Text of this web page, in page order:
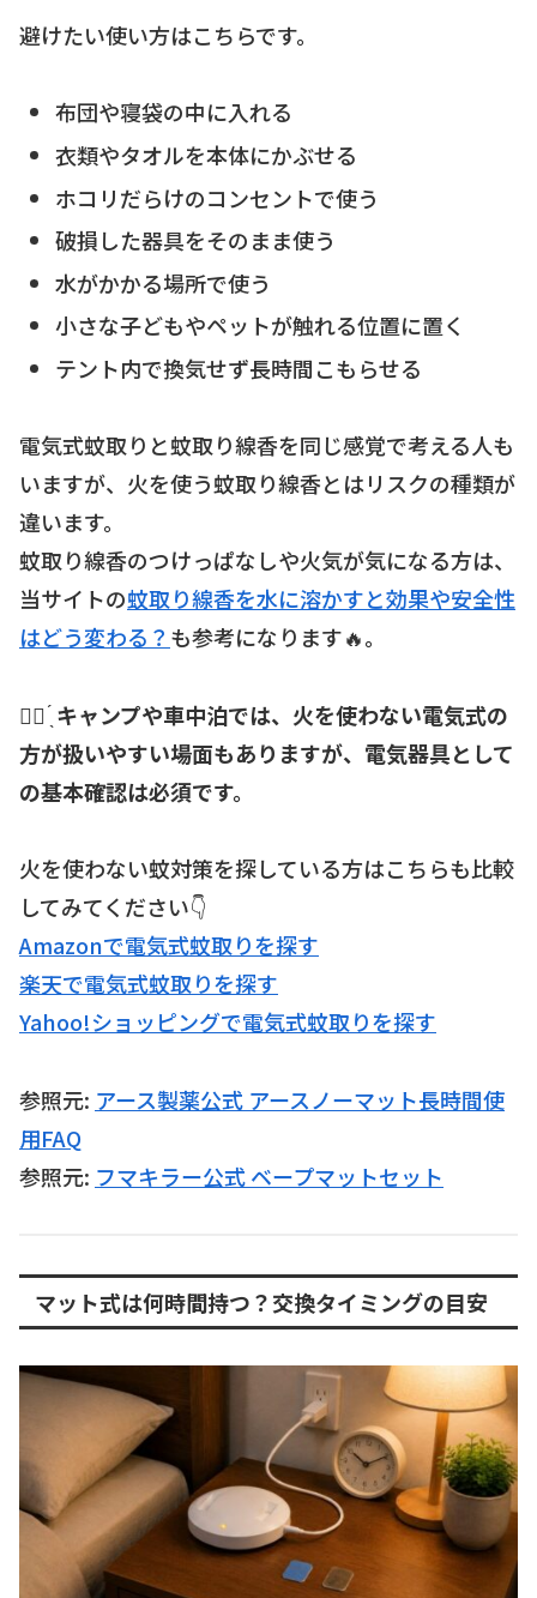
避けたい使い方はこちらです。
布団や寝袋の中に入れる
衣類やタオルを本体にかぶせる
ホコリだらけのコンセントで使う
破損した器具をそのまま使う
水がかかる場所で使う
小さな子どもやペットが触れる位置に置く
テント内で換気せず長時間こもらせる
電気式蚊取りと蚊取り線香を同じ感覚で考える人も
いますが、火を使う蚊取り線香とはリスクの種類が
違います。
蚊取り線香のつけっぱなしや火気が気になる方は、
当サイトの蚊取り線香を水に溶かすと効果や安全性
はどう変わる？ も参考になります🔥。
☝🏻 ̖́キャンプや車中泊では、火を使わない電気式の
方が扱いやすい場面もありますが、電気器具として
の基本確認は必須です。
火を使わない蚊対策を探している方はこちらも比較
してみてください👇
Amazonで電気式蚊取りを探す
楽天で電気式蚊取りを探す
Yahoo!ショッピングで電気式蚊取りを探す
参照元: アース製薬公式 アースノーマット長時間使
用FAQ
参照元: フマキラー公式 ベープマットセット
マット式は何時間持つ？交換タイミングの目安